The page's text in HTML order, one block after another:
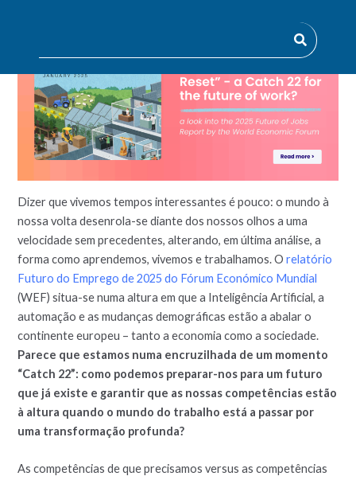
Dizer que vivemos tempos interessantes é pouco: o mundo à
nossa volta desenrola-se diante dos nossos olhos a uma
velocidade sem precedentes, alterando, em última análise, a
forma como aprendemos, vivemos e trabalhamos. Orelatório
Futuro do Emprego de 2025 do Fórum Económico Mundial
(WEF) situa-se numa altura em que a Inteligência Artificial, a
automação e as mudanças demográficas estão a abalar o
continente europeu – tanto a economia como a sociedade.
Parece que estamos numa encruzilhada de um momento
“Catch 22”: como podemos preparar-nos para um futuro
que já existe e garantir que as nossas competências estão
à altura quando o mundo do trabalho está a passar por
uma transformação profunda?
As competências de que precisamos versus as competências